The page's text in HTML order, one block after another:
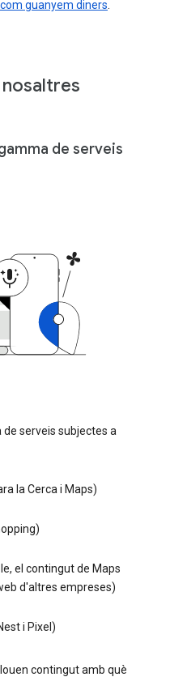
guanyem diners
de serveis
serveis subjectes a
la Cerca i Maps)
el contingut de Maps
d'altres empreses)
i Pixel)
contingut amb què